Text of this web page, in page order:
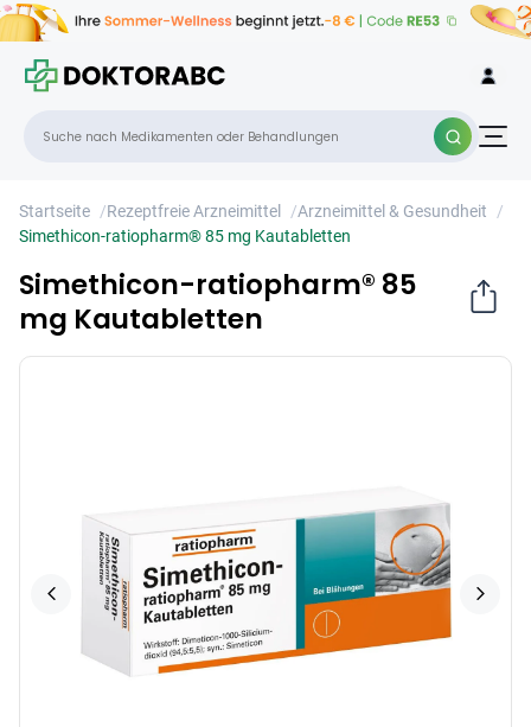
Startseite /Rezeptfreie Arzneimittel /Arzneimittel & Gesundheit
/
Simethicon-ratiopharm® 85 mg Kautabletten
Simethicon-ratiopharm® 85
mg Kautabletten
Kautabletten
×